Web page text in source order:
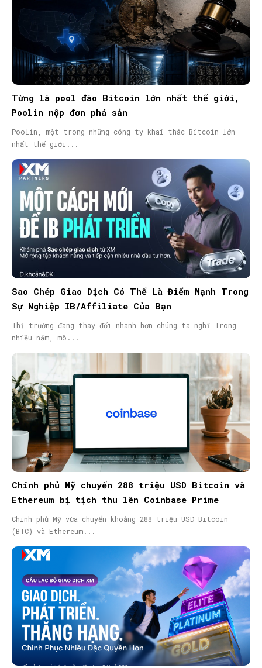
Từng là pool đào Bitcoin lớn nhất thế giới,
Poolin nộp đơn phá sản
Poolin, một trong những công ty khai thác Bitcoin lớn
nhất thế giới...
Sao Chép Giao Dịch Có Thể Là Điểm Mạnh Trong
Sự Nghiệp IB/Affiliate Của Bạn
Thị trường đang thay đổi nhanh hơn chúng ta nghĩ Trong
nhiều năm, mô...
Chính phủ Mỹ chuyển 288 triệu USD Bitcoin và
Ethereum bị tịch thu lên Coinbase Prime
Chính phủ Mỹ vừa chuyển khoảng 288 triệu USD Bitcoin
(BTC) và Ethereum...